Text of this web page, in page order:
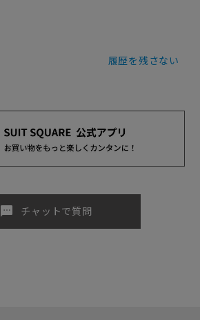
履歴を残さない
sms チャットで質問